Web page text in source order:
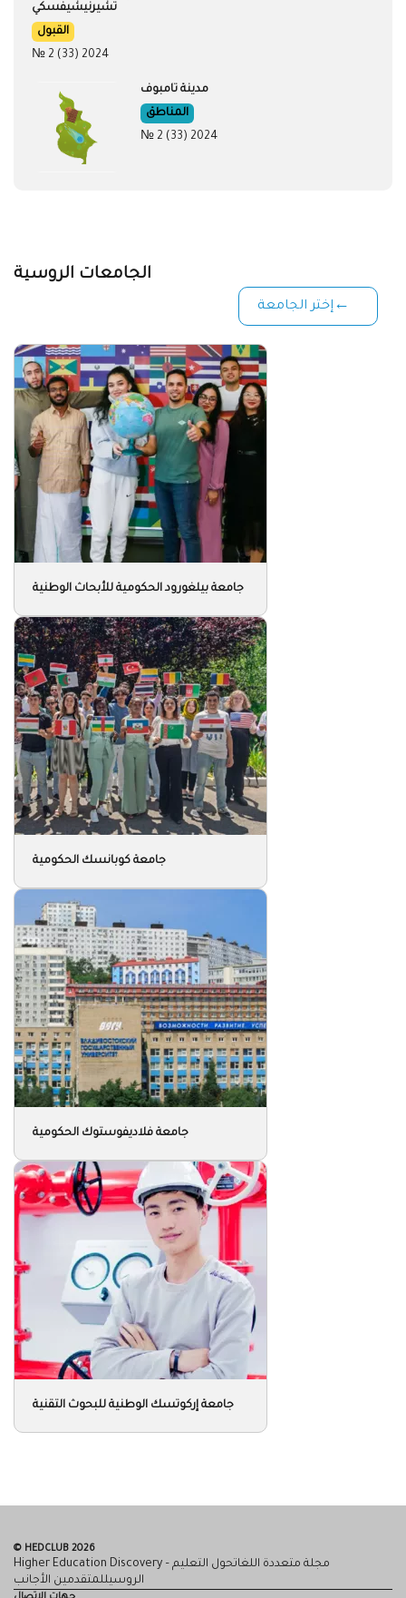
تشيرنيشيفسكي
القبول
№ 2 (33) 2024
مدينة تامبوف
المناطق
№ 2 (33) 2024
الجامعات الروسية
إختر الجامعة
جامعة بيلغورود الحكومية للأبحاث الوطنية
جامعة كوبانسك الحكومية
جامعة فلاديفوستوك الحكومية
جامعة إركوتسك الوطنية للبحوث التقنية
© HEDCLUB 2026
Higher Education Discovery – مجلة متعددة اللغاتحول التعليم
الروسيللمتقدمين الأجانب